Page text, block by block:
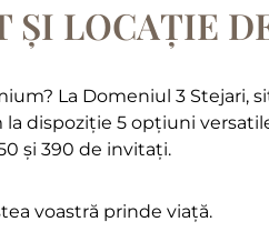
ȘI LOCAȚIE
La Domeniul 3 Stejari,
dispoziție 5 opțiuni
și 390 de invitați.
voastră prinde viață.